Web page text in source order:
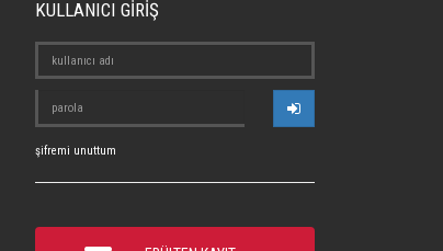
KULLANICI GİRİŞ
şifremi unuttum